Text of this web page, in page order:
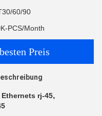
60/90
PCS/Month
Preis
rj-45,